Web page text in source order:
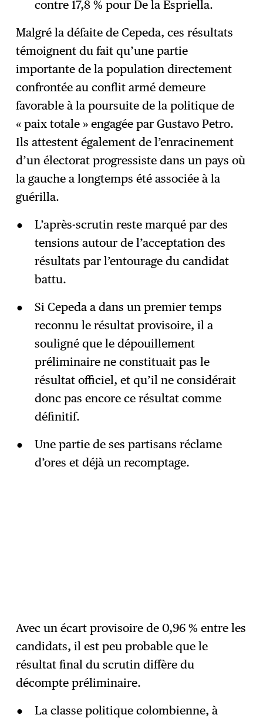
contre 17,8 % pour De la Espriella.
Malgré la défaite de Cepeda, ces résultats
témoignent du fait qu’une partie
importante de la population directement
confrontée au conflit armé demeure
favorable à la poursuite de la politique de
« paix totale » engagée par Gustavo Petro.
Ils attestent également de l’enracinement
d’un électorat progressiste dans un pays où
la gauche a longtemps été associée à la
guérilla.
L’après-scrutin reste marqué par des
tensions autour de l’acceptation des
résultats par l’entourage du candidat
battu.
Si Cepeda a dans un premier temps
reconnu le résultat provisoire, il a
souligné que le dépouillement
préliminaire ne constituait pas le
résultat officiel, et qu’il ne considérait
donc pas encore ce résultat comme
définitif.
Une partie de ses partisans réclame
d’ores et déjà un recomptage.
Avec un écart provisoire de 0,96 % entre les
candidats, il est peu probable que le
résultat final du scrutin diffère du
décompte préliminaire.
La classe politique colombienne, à